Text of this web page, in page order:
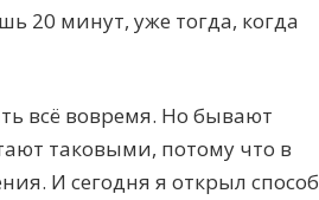
20 минут, уже тогда, когда
всё вовремя. Но бывают
таковыми, потому что в
И сегодня я открыл способ